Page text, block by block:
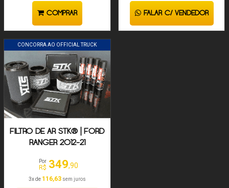
COMPRAR FALAR C/ VENDEDOR
CONCORRA AO OFFICIAL TRUCK
FILTRO DE AR STK® | FORD
RANGER 2012-21
Por
R$ 349,90
3x de 116,63sem juros